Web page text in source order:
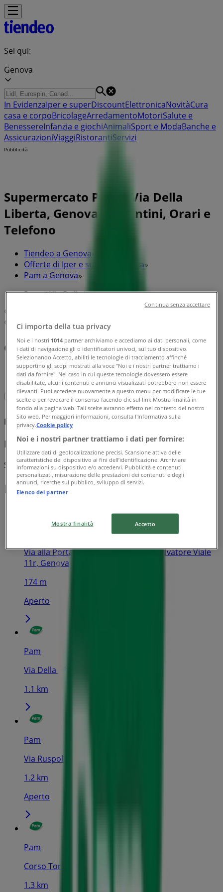
Sei qui:
Genova
In EvidenzaIper e superDiscountElettronicaNovitàCura
casa e corpoBricolageArredamentoMotoriSalute e
BenessereInfanzia e giochiAnimaliSport e ModaBanche e
AssicurazioniViaggiRistorantiServizi
Pubblicità
Supermercato Pam | Via Della
Liberta, Genova - Volantini, Orari e
Telefono
Tiendeo a Genova
Offerte di Iper e super a Genova»
Pam a Genova»
Pam | Via Della Liberta
Mappa
Offerte di Pam a Genova
Pam
Estate a tutto risparmio
Scade il 12/08
I negozi più vicini
Via alla Porta degli Archi, 48 - salita Salvatore Viale
11r, Genova
174 m
Aperto
Pam
Via Della Liberta, Genova
1.1 km
Pam
Via Ruspoli, 53, Genova
1.2 km
Aperto
Pam
Corso Torino, Genova
1.3 km
Ci importa della tua privacy
Noi e i nostri 1014 partner archiviamo e accediamo ai dati personali, come
i dati di navigazione gli o identificatori univoci, sul tuo dispositivo.
Selezionando Accetto, abiliti le tecnologie di tracciamento affinché
supportino gli scopi mostrati alla voce "Noi e i nostri partner trattiamo i
dati da fornire". Nel caso in cui queste tecnologie dovessero essere
disabilitate, alcuni contenuti e annunci visualizzati potrebbero non essere
rilevanti. Puoi accedere nuovamente a questo menu per modificare le tue
scelte o per revocare il consenso facendo clic sul link Mostra finalità in
fondo alla pagina web. Tali scelte avranno effetto nel contesto del nostro
Sito web. Per maggiori informazioni, consulta l'Informativa sulla
privacy.Cookie policy
Noi e i nostri partner trattiamo i dati per fornire:
Utilizzare dati di geolocalizzazione precisi. Scansione attiva delle
caratteristiche del dispositivo ai fini dell’identificazione. Archiviare
informazioni su dispositivo e/o accedervi. Pubblicità e contenuti
personalizzati, misurazione delle prestazioni dei contenuti e degli
annunci, ricerche sul pubblico, sviluppo di servizi.
Elenco dei partner
Mostra finalità Accetto
Continua senza accettare